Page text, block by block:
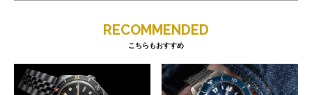
RECOMMENDED
こちらもおすすめ